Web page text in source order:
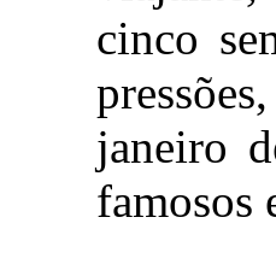
cinco
pressões,
janeiro
famosos